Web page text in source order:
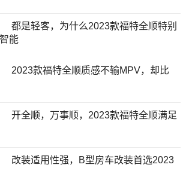
都是轻客，为什么2023款福特全顺特别
能
2023款福特全顺质感不输MPV，却比
开全顺，万事顺，2023款福特全顺满足
改装适用性强，B型房车改装首选2023